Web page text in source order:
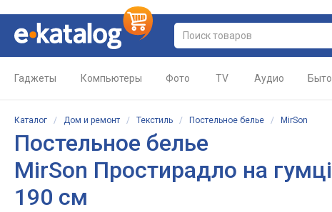
Гаджеты Компьютеры Фото TV Аудио
Каталог / Дом и ремонт / Текстиль / Постельное белье / MirSon
Постельное белье
MirSon Простирадло на
190 см